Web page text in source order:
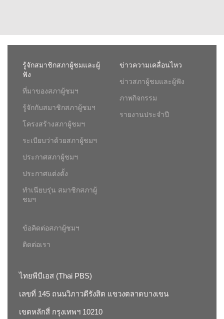
รู้จักสมาชิกสภาผู้ชมและผู้
ฟัง
ที่มาของสภาผู้ชมฯ
รู้จักกับสมาชิกสภาผู้ชมฯ
โครงสร้างสภาผู้ชมฯ
ระเบียบว่าด้วยสภาผู้ชมฯ
ประกาศสภาผู้ชมฯ
ประกาศแต่งตั้ง
ทำเนียบรุ่น สมาชิกสภาผู้
ชมฯ
ข่าวความเคลื่อนไหว
ข่าวสภาผู้ชมและผู้ฟัง
ภาพกิจกรรม
รายงานประจำปี
ข้อคิดต่อสภาผู้ชมฯ
ติดต่อเรา
ไทยพีบีเอส (Thai PBS)
เลขที่ 145 ถนนวิภาวดีรังสิต แขวงตลาดบางเขน
เขตหลักสี่ กรุงเทพฯ 10210